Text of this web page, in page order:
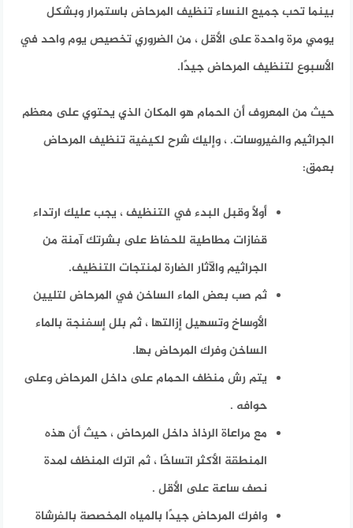
بينما تحب جميع النساء تنظيف المرحاض باستمرار وبشكل
يومي مرة واحدة على الأقل ، من الضروري تخصيص يوم واحد في
الأسبوع لتنظيف المرحاض جيدًا.
حيث من المعروف أن الحمام هو المكان الذي يحتوي على معظم
الجراثيم والفيروسات. ، وإليك شرح لكيفية تنظيف المرحاض
بعمق:
أولاً وقبل البدء في التنظيف ، يجب عليك ارتداء
قفازات مطاطية للحفاظ على بشرتك آمنة من
الجراثيم والآثار الضارة لمنتجات التنظيف.
ثم صب بعض الماء الساخن في المرحاض لتليين
الأوساخ وتسهيل إزالتها ، ثم بلل إسفنجة بالماء
الساخن وفرك المرحاض بها.
يتم رش منظف الحمام على داخل المرحاض وعلى
حوافه .
مع مراعاة الرذاذ داخل المرحاض ، حيث أن هذه
المنطقة الأكثر اتساخًا ، ثم اترك المنظف لمدة
نصف ساعة على الأقل .
وافرك المرحاض جيدًا بالمياه المخصصة بالفرشاة